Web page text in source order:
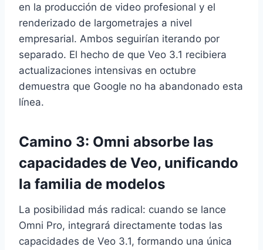
en la producción de video profesional y el
renderizado de largometrajes a nivel
empresarial. Ambos seguirían iterando por
separado. El hecho de que Veo 3.1 recibiera
actualizaciones intensivas en octubre
demuestra que Google no ha abandonado esta
línea.
Camino 3: Omni absorbe las
capacidades de Veo, unificando
la familia de modelos
La posibilidad más radical: cuando se lance
Omni Pro, integrará directamente todas las
capacidades de Veo 3.1, formando una única